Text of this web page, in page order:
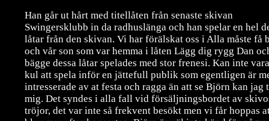
Han går ut hårt med titellåten från senaste skivan
Swingersklubb in da radhuslänga och han spelar en hel
låtar från den skivan. Vi har förälskat oss i Alla måste få
och vår son som var hemma i låten Lägg dig rygg Dan
bägge dessa låtar spelades med stor frenesi. Kan inte
kul att spela inför en jättefull publik som egentligen är
intresserade av at festa och ragga än att se Björn kan jag
mig. Det syndes i alla fall vid försäljningsbordet av
tröjor, det var inte så frekvent besökt men vi får hoppas